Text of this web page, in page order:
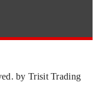
by Trisit Trading